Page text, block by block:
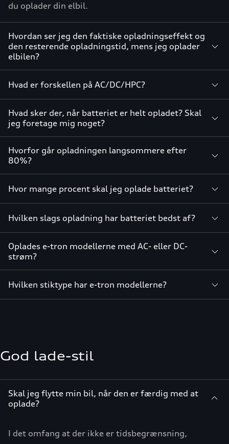
du oplader din elbil.
Hvordan ser jeg den faktiske opladningseffekt og
den resterende opladningstid, mens jeg oplader
elbilen?
Hvad er forskellen på AC/DC/HPC?
Hvad sker der, når batteriet er helt opladet? Skal
jeg foretage mig noget?
Hvorfor går opladningen langsommere efter
80%?
Hvor mange procent skal jeg oplade batteriet?
Hvilken slags opladning har batteriet bedst af?
Oplades e-tron modellerne med AC- eller DC-
strøm?
Hvilken stiktype har e-tron modellerne?
God lade-stil
Skal jeg flytte min bil, når den er færdig med at
oplade?
I det omfang at der ikke er tidsbegrænsning,